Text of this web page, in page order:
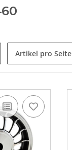
Artikel pro Seite